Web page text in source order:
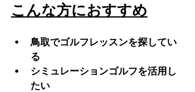
こんな方におすすめ
鳥取でゴルフレッスンを探してい
る
シミュレーションゴルフを活用し
たい